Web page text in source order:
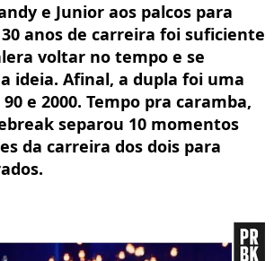
e Junior aos palcos para
anos de carreira foi suficiente
voltar no tempo e se
ideia. Afinal, a dupla foi uma
e 2000. Tempo pra caramba,
separou 10 momentos
da carreira dos dois para